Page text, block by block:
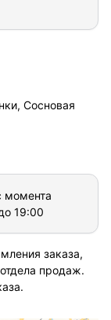
Сосновая
момента
19:00
заказа,
продаж.